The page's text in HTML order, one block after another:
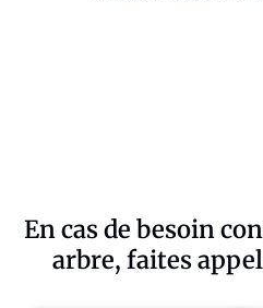
En cas de besoin
arbre, faites